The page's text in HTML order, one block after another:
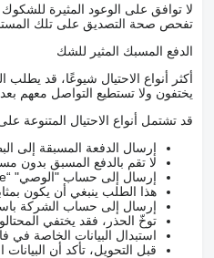
لا توافق على الوعود المثيرة
تفحص صحة التصديق على تلك
الدفع المسبك المثير للشك
أكثر أنواع الاحتيال شيوعًا، قد
يختفون ولا تستطيع التواصل معهم
قد تشتمل أنواع الاحتيال المتنوعة
إرسال الدفعة المسبقة إلى
لا تقم بالدفع المسبق بدون
إرسال إلى حساب "الوصي" “Trustee”
هذا الطلب ينبغي أن يكون
إرسال إلى حساب الشركة
توخّ الحذر، فقد يختفي
استبدال البيانات الخاصة في
قبل التحويل، تأكد أن